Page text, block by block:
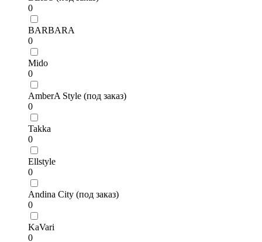
0
BARBARA
0
Mido
0
AmberA Style (под заказ)
0
Takka
0
Ellstyle
0
Andina City (под заказ)
0
KaVari
0